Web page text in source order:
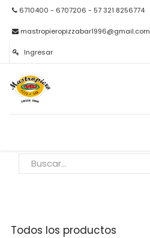
6710400 - 6707206 - 57 321 8256774
mastropieropizzabar1996@gmail.com
Ingresar
Todos los productos